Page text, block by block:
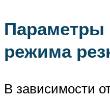
режима
В зависимости